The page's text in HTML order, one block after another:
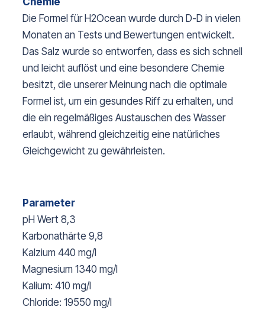
Die Formel für H2Ocean wurde durch D-D in vielen
Monaten an Tests und Bewertungen entwickelt.
Das Salz wurde so entworfen, dass es sich schnell
und leicht auflöst und eine besondere Chemie
besitzt, die unserer Meinung nach die optimale
Formel ist, um ein gesundes Riff zu erhalten, und
die ein regelmäßiges Austauschen des Wasser
erlaubt, während gleichzeitig eine natürliches
Gleichgewicht zu gewährleisten.
Parameter
pH Wert 8,3
Karbonathärte 9,8
Kalzium 440 mg/l
Magnesium 1340 mg/l
Kalium: 410 mg/l
Chloride: 19550 mg/l